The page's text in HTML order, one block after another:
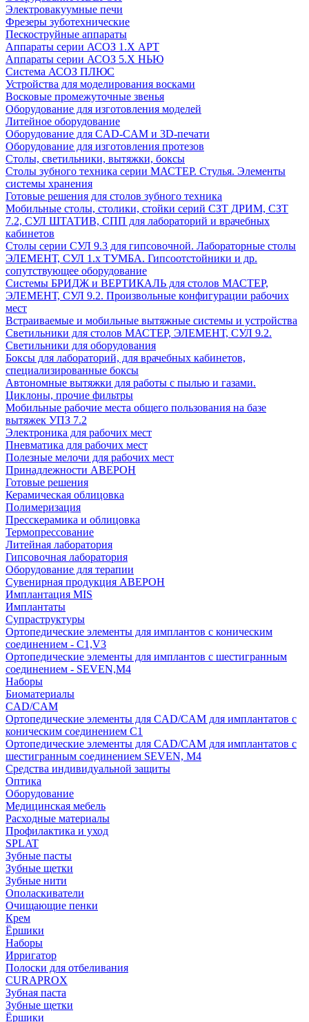
Электровакуумные печи
Фрезеры зуботехнические
Пескоструйные аппараты
Аппараты серии АСОЗ 1.Х АРТ
Аппараты серии АСОЗ 5.Х НЬЮ
Система АСОЗ ПЛЮС
Устройства для моделирования восками
Восковые промежуточные звенья
Оборудование для изготовления моделей
Литейное оборудование
Оборудование для CAD-CAM и 3D-печати
Оборудование для изготовления протезов
Cтолы, светильники, вытяжки, боксы
Столы зубного техника серии МАСТЕР. Стулья. Элементы
системы хранения
Готовые решения для столов зубного техника
Мобильные столы, столики, стойки серий СЗТ ДРИМ, СЗТ
7.2, СУЛ ШТАТИВ, СПП для лабораторий и врачебных
кабинетов
Столы серии СУЛ 9.3 для гипсовочной. Лабораторные столы
ЭЛЕМЕНТ, СУЛ 1.х ТУМБА. Гипсоотстойники и др.
сопутствующее оборудование
Системы БРИДЖ и ВЕРТИКАЛЬ для столов МАСТЕР,
ЭЛЕМЕНТ, СУЛ 9.2. Произвольные конфигурации рабочих
мест
Встраиваемые и мобильные вытяжные системы и устройства
Светильники для столов МАСТЕР, ЭЛЕМЕНТ, СУЛ 9.2.
Светильники для оборудования
Боксы для лабораторий, для врачебных кабинетов,
специализированные боксы
Автономные вытяжки для работы с пылью и газами.
Циклоны, прочие фильтры
Мобильные рабочие места общего пользования на базе
вытяжек УПЗ 7.2
Электроника для рабочих мест
Пневматика для рабочих мест
Полезные мелочи для рабочих мест
Принадлежности АВЕРОН
Готовые решения
Керамическая облицовка
Полимеризация
Пресскерамика и облицовка
Термопрессование
Литейная лаборатория
Гипсовочная лаборатория
Оборудование для терапии
Сувенирная продукция АВЕРОН
Имплантация MIS
Имплантаты
Супраструктуры
Ортопедические элементы для имплантов с коническим
соединением - C1,V3
Ортопедические элементы для имплантов с шестигранным
соединением - SEVEN,M4
Наборы
Биоматериалы
CAD/CAM
Ортопедические элементы для CAD/CAM для имплантатов с
коническим соединением С1
Ортопедические элементы для CAD/CAM для имплантатов с
шестигранным соединением SEVEN, М4
Средства индивидуальной защиты
Оптика
Оборудование
Медицинская мебель
Расходные материалы
Профилактика и уход
SPLAT
Зубные пасты
Зубные щетки
Зубные нити
Ополаскиватели
Очищающие пенки
Крем
Ёршики
Наборы
Ирригатор
Полоски для отбеливания
CURAPROX
Зубная паста
Зубные щетки
Ёршики